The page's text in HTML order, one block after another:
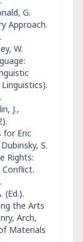
G.
Approach.
W.
J.,
for Eric
S.
Rights:
(Ed.).
the Arts
Arch,
Materials